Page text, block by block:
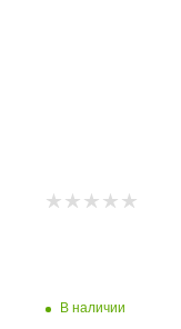
В наличии